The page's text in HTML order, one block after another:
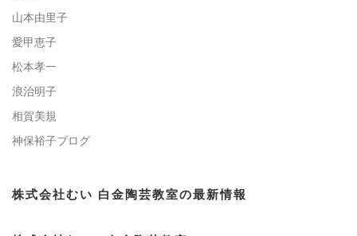
山本由里子
愛甲恵子
松本孝一
浪治明子
相賀美規
神保裕子ブログ
株式会社むい 白金陶芸教室の最新情報